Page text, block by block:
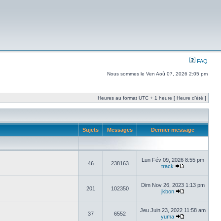
FAQ
Nous sommes le Ven Aoû 07, 2026 2:05 pm
Heures au format UTC + 1 heure [ Heure d’été ]
Sujets Messages Dernier message
46 238163
Lun Fév 09, 2026 8:55 pm
track
201 102350
Dim Nov 26, 2023 1:13 pm
jkbon
37 6552
Jeu Juin 23, 2022 11:58 am
yuma